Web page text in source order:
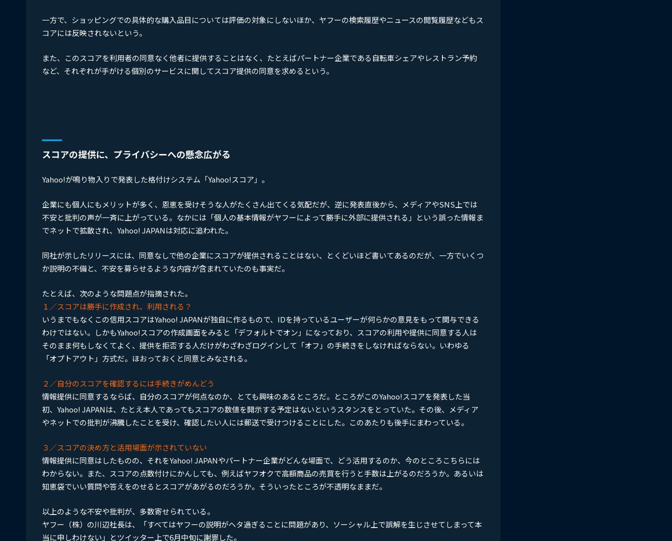
一方で、ショッピングでの具体的な購入品目については評価の対象にしないほか、ヤフーの検索履歴やニュースの閲覧履歴などもス
コアには反映されないという。
また、このスコアを利用者の同意なく他者に提供することはなく、たとえばパートナー企業である自転車シェアやレストラン予約
など、それぞれが手がける個別のサービスに関してスコア提供の同意を求めるという。
スコアの提供に、プライバシーへの懸念広がる
Yahoo!が鳴り物入りで発表した格付けシステム「Yahoo!スコア」。
企業にも個人にもメリットが多く、恩恵を受けそうな人がたくさん出てくる気配だが、逆に発表直後から、メディアやSNS上では
不安と批判の声が一斉に上がっている。なかには「個人の基本情報がヤフーによって勝手に外部に提供される」という誤った情報ま
でネットで拡散され、Yahoo! JAPANは対応に追われた。
同社が示したリリースには、同意なしで他の企業にスコアが提供されることはない、とくどいほど書いてあるのだが、一方でいくつ
か説明の不備と、不安を募らせるような内容が含まれていたのも事実だ。
たとえば、次のような問題点が指摘された。
１／スコアは勝手に作成され、利用される？
いうまでもなくこの信用スコアはYahoo! JAPANが独自に作るもので、IDを持っているユーザーが何らかの意見をもって関与できる
わけではない。しかもYahoo!スコアの作成画面をみると「デフォルトでオン」になっており、スコアの利用や提供に同意する人は
そのまま何もしなくてよく、提供を拒否する人だけがわざわざログインして「オフ」の手続きをしなければならない。いわゆる
「オプトアウト」方式だ。ほおっておくと同意とみなされる。
２／自分のスコアを確認するには手続きがめんどう
情報提供に同意するならば、自分のスコアが何点なのか、とても興味のあるところだ。ところがこのYahoo!スコアを発表した当
初、Yahoo! JAPANは、たとえ本人であってもスコアの数値を開示する予定はないというスタンスをとっていた。その後、メディア
やネットでの批判が沸騰したことを受け、確認したい人には郵送で受けつけることにした。このあたりも後手にまわっている。
３／スコアの決め方と活用場面が示されていない
情報提供に同意はしたものの、それをYahoo! JAPANやパートナー企業がどんな場面で、どう活用するのか、今のところこちらには
わからない。また、スコアの点数付けにかんしても、例えばヤフオクで高額商品の売買を行うと手数は上がるのだろうか。あるいは
知恵袋でいい質問や答えをのせるとスコアがあがるのだろうか。そういったところが不透明なままだ。
以上のような不安や批判が、多数寄せられている。
ヤフー（株）の川辺社長は、「すべてはヤフーの説明がヘタ過ぎることに問題があり、ソーシャル上で誤解を生じさせてしまって本
当に申しわけない」とツイッター上で6月中旬に謝罪した。